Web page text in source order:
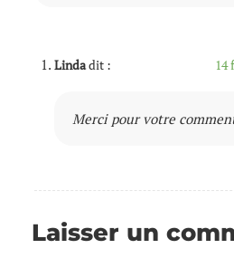
Lindadit : 14
Merci pour votre
Laisser un